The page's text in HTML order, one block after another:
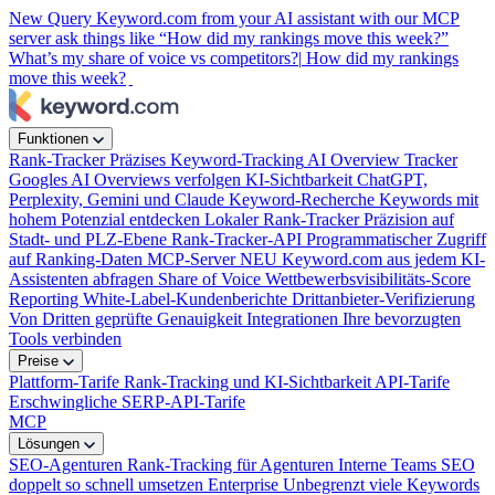
New Query Keyword.com from your AI assistant with our MCP
server ask things like “How did my rankings move this week?”
What’s my share of voice vs competitors?| How did my rankings
move this week?
Funktionen
Rank-TrackerPräzises Keyword-Tracking AI Overview Tracker
Googles AI Overviews verfolgen KI-Sichtbarkeit ChatGPT,
Perplexity, Gemini und Claude Keyword-Recherche Keywords mit
hohem Potenzial entdecken Lokaler Rank-TrackerPräzision auf
Stadt- und PLZ-Ebene Rank-Tracker-API Programmatischer Zugriff
auf Ranking-Daten MCP-ServerNEU Keyword.com aus jedem KI-
Assistenten abfragen Share of Voice Wettbewerbsvisibilitäts-Score
Reporting White-Label-Kundenberichte Drittanbieter-Verifizierung
Von Dritten geprüfte Genauigkeit Integrationen Ihre bevorzugten
Tools verbinden
Preise
Plattform-Tarife Rank-Tracking und KI-Sichtbarkeit API-Tarife
Erschwingliche SERP-API-Tarife
MCP
Lösungen
SEO-Agenturen Rank-Tracking für Agenturen Interne Teams SEO
doppelt so schnell umsetzen Enterprise Unbegrenzt viele Keywords